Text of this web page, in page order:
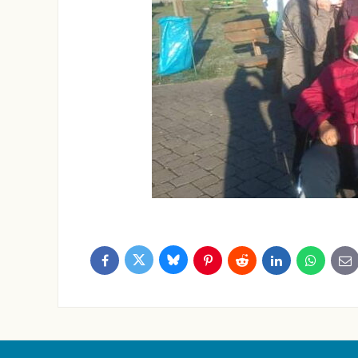
FacebookTwitter BlueskyPinterestReddit LinkedInWhatsApp
E-